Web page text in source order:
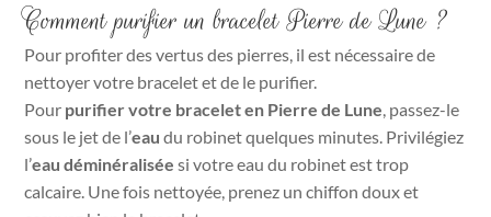
Comment purifier un bracelet Pierre de Lune ?
Pour profiter des vertus des pierres, il est nécessaire de
nettoyer votre bracelet et de le purifier.
Pour purifier votre bracelet en Pierre de Lune, passez-le
sous le jet de l’eau du robinet quelques minutes. Privilégiez
l’eau déminéralisée si votre eau du robinet est trop
calcaire. Une fois nettoyée, prenez un chiffon doux et